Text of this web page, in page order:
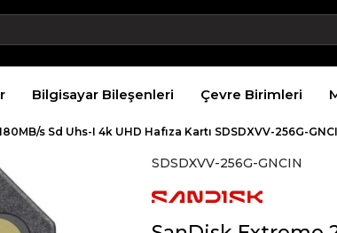
Bilgisayar Bileşenleri Çevre Birimleri
s Sd Uhs-I 4k UHD Hafıza Kartı SDSDXVV-256G-
SDSDXVV-256G-GNCIN